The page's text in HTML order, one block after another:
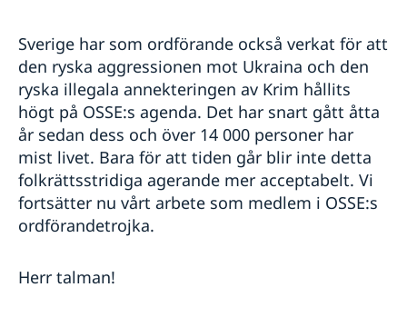
Sverige har som ordförande också verkat för att
den ryska aggressionen mot Ukraina och den
ryska illegala annekteringen av Krim hållits
högt på OSSE:s agenda. Det har snart gått åtta
år sedan dess och över 14 000 personer har
mist livet. Bara för att tiden går blir inte detta
folkrättsstridiga agerande mer acceptabelt. Vi
fortsätter nu vårt arbete som medlem i OSSE:s
ordförandetrojka.
Herr talman!